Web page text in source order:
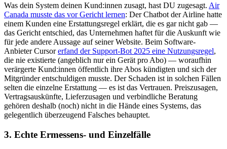
Was dein System deinen Kund:innen zusagt, hast DU zugesagt. Air
Canada musste das vor Gericht lernen: Der Chatbot der Airline hatte
einem Kunden eine Erstattungsregel erklärt, die es gar nicht gab —
das Gericht entschied, das Unternehmen haftet für die Auskunft wie
für jede andere Aussage auf seiner Website. Beim Software-
Anbieter Cursorerfand der Support-Bot 2025 eine Nutzungsregel,
die nie existierte (angeblich nur ein Gerät pro Abo) — woraufhin
verärgerte Kund:innen öffentlich ihre Abos kündigten und sich der
Mitgründer entschuldigen musste. Der Schaden ist in solchen Fällen
selten die einzelne Erstattung — es ist das Vertrauen. Preiszusagen,
Vertragsauskünfte, Lieferzusagen und verbindliche Beratung
gehören deshalb (noch) nicht in die Hände eines Systems, das
gelegentlich überzeugend Falsches behauptet.
3. Echte Ermessens- und Einzelfälle